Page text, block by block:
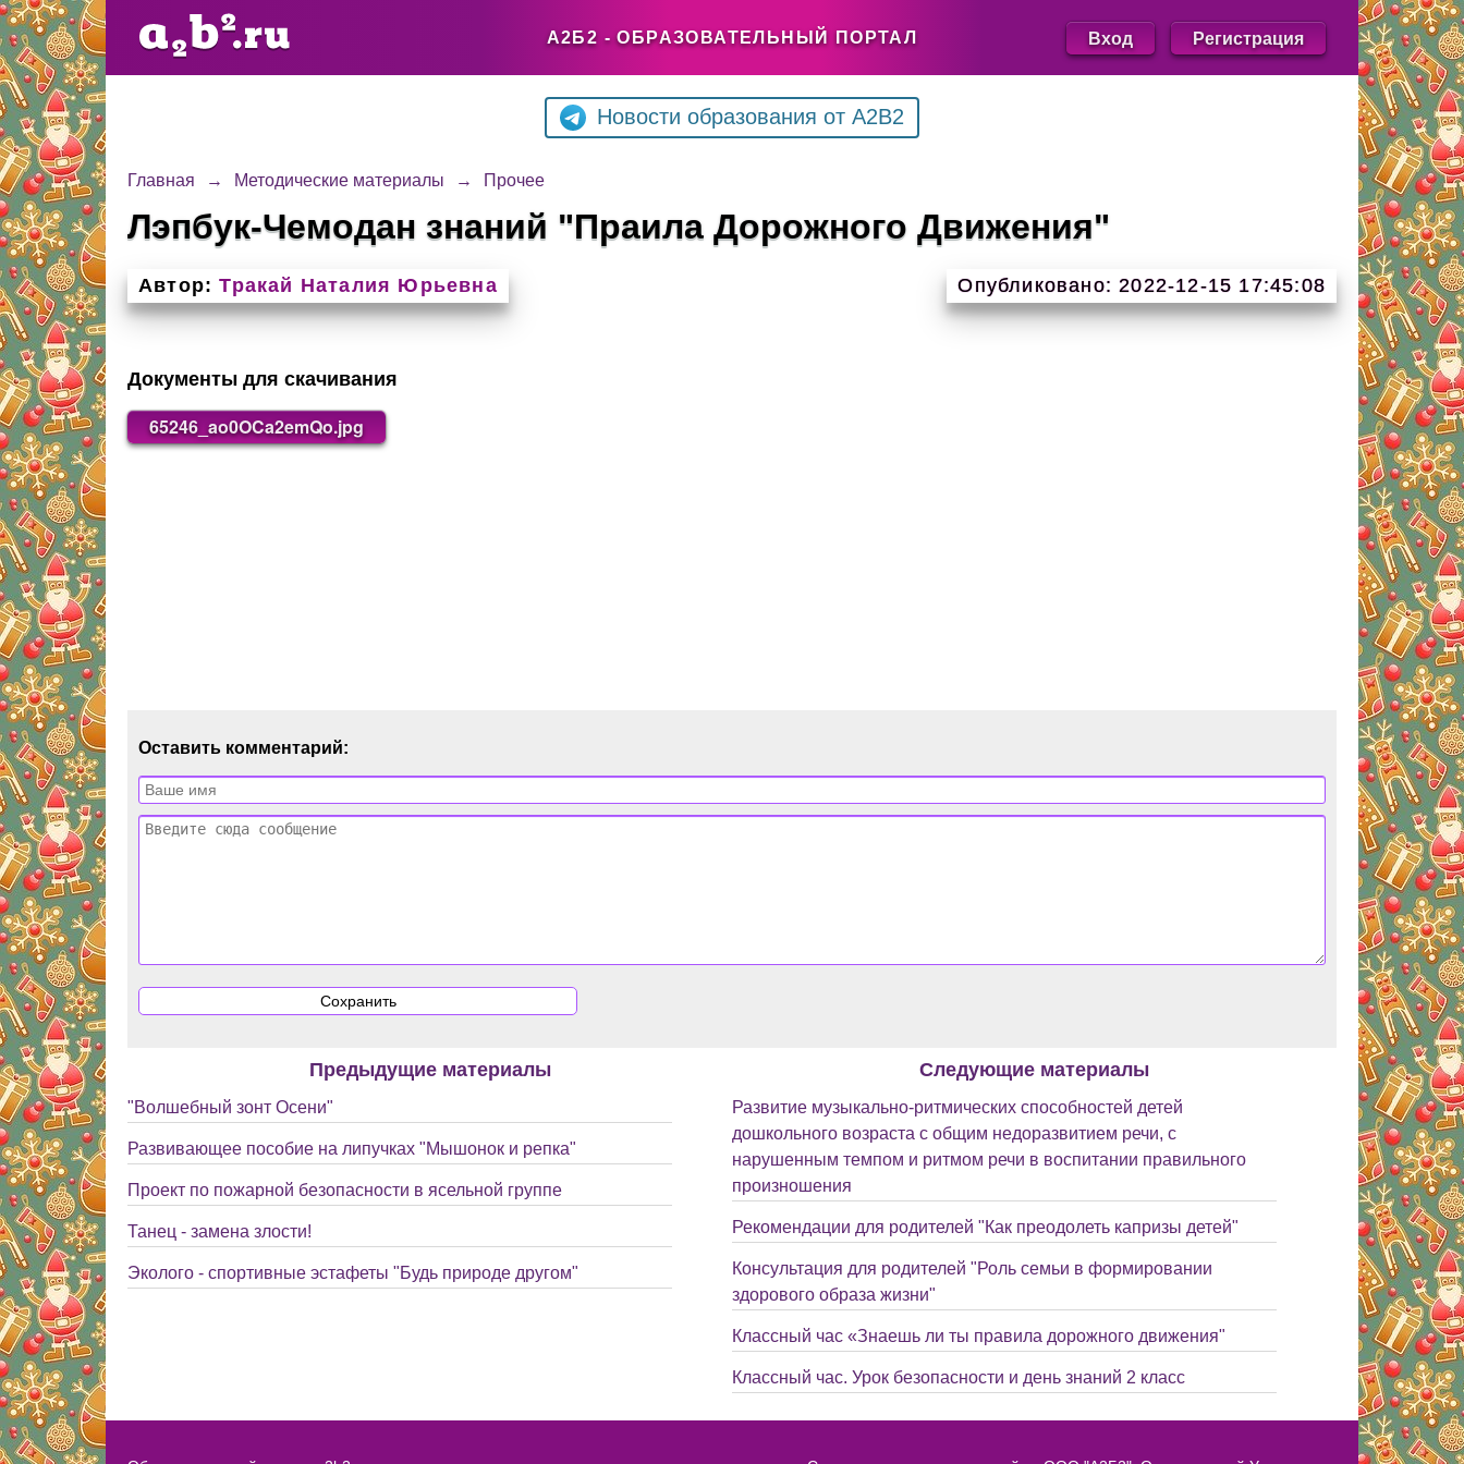
А2Б2 - ОБРАЗОВАТЕЛЬНЫЙ ПОРТАЛ Вход Регистрация
Новости образования от A2B2
Главная → Методические материалы → Прочее
Лэпбук-Чемодан знаний "Праила Дорожного Движения"
Автор: Тракай Наталия Юрьевна Опубликовано: 2022-12-15 17:45:08
Документы для скачивания
65246_ao0OCa2emQo.jpg
Оставить комментарий:
Предыдущие материалы
"Волшебный зонт Осени"
Развивающее пособие на липучках "Мышонок и репка"
Проект по пожарной безопасности в ясельной группе
Танец - замена злости!
Эколого - спортивные эстафеты "Будь природе другом"
Следующие материалы
Развитие музыкально-ритмических способностей детей
дошкольного возраста с общим недоразвитием речи, с
нарушенным темпом и ритмом речи в воспитании правильного
произношения
Рекомендации для родителей "Как преодолеть капризы детей"
Консультация для родителей "Роль семьи в формировании
здорового образа жизни"
Классный час «Знаешь ли ты правила дорожного движения"
Классный час. Урок безопасности и день знаний 2 класс